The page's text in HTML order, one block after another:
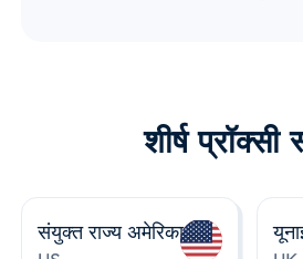
शीर्ष प्रॉक्सी
संयुक्त राज्य अमेरिका